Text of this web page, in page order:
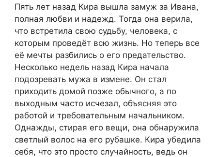
Пять лет назад Кира вышла замуж за Ивана,
полная любви и надежд. Тогда она верила,
что встретила свою судьбу, человека, с
которым проведёт всю жизнь. Но теперь все
её мечты разбились о его предательство.
Несколько недель назад Кира начала
подозревать мужа в измене. Он стал
приходить домой позже обычного, а по
выходным часто исчезал, объясняя это
работой и требовательным начальником.
Однажды, стирая его вещи, она обнаружила
светлый волос на его рубашке. Кира убедила
себя, что это просто случайность, ведь он